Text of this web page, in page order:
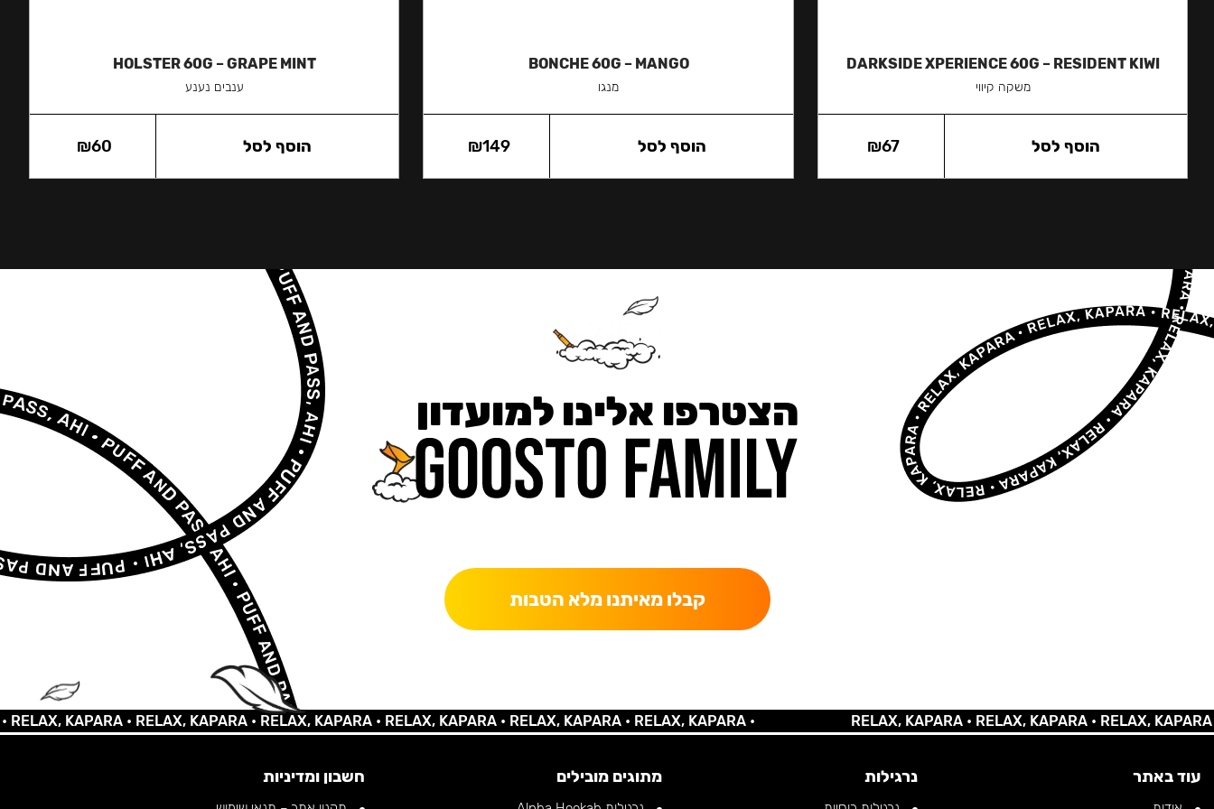
DARKSIDE XPERIENCE 60G – RESIDENT KIWI
משקה קיווי
₪67 הוסף לסל
BONCHE 60G – MANGO
מנגו
₪149 הוסף לסל
HOLSTER 60G – GRAPE MINT
ענבים נענע
₪60 הוסף לסל
הצטרפו אלינו למועדון
קבלו מאיתנו מלא הטבות
KAPARA •RELAX, KAPARA •RELAX, KAPARA •RELAX, KAPARA •RELAX, KAPARA •RELAX, KAPARA • RELAX, KAPARA •RELAX, KAPARA •RELAX, KAPARA •
עוד באתר נרגילות מתוגים מובילים חשבון ומדיניות